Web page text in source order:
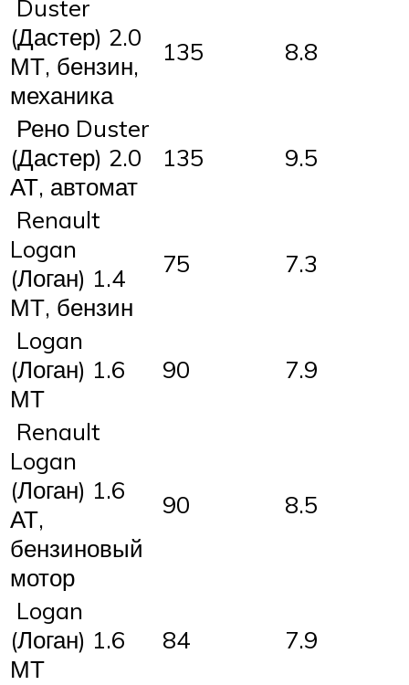
Duster
(Дастер) 2.0
МТ, бензин,
механика
135 8.8
Рено Duster
(Дастер) 2.0
АТ, автомат
135 9.5
Renault
Logan
(Логан) 1.4
МТ, бензин
75 7.3
Logan
(Логан) 1.6
МТ
90 7.9
Renault
Logan
(Логан) 1.6
АТ,
бензиновый
мотор
90 8.5
Logan
(Логан) 1.6
МТ
84 7.9